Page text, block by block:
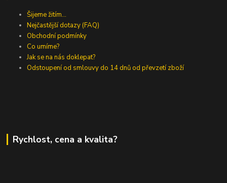
Šijeme žitím...
Nejčastější dotazy (FAQ)
Obchodní podmínky
Co umíme?
Jak se na nás doklepat?
Odstoupení od smlouvy do 14 dnů od převzetí zboží
Rychlost, cena a kvalita?